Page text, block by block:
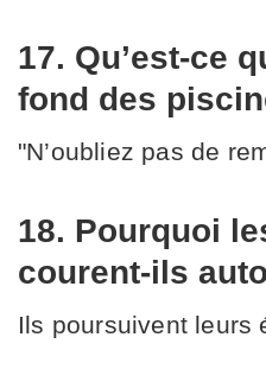
17. Qu’est-ce
fond des
"N’oubliez pas de
18. Pourquoi
courent-ils
Ils poursuivent leurs